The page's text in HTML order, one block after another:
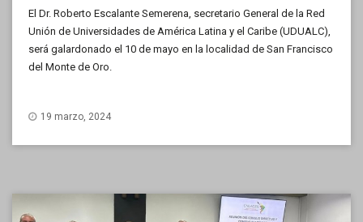
El Dr. Roberto Escalante Semerena, secretario General de la Red
Unión de Universidades de América Latina y el Caribe (UDUALC),
será galardonado el 10 de mayo en la localidad de San Francisco
del Monte de Oro.
19 marzo, 2024